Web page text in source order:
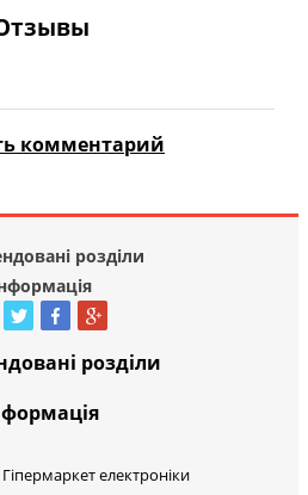
комментарий
розділи
розділи
електроніки